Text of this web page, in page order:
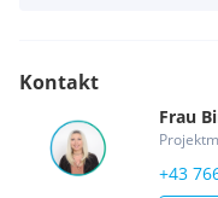
Kontakt
Frau
+43